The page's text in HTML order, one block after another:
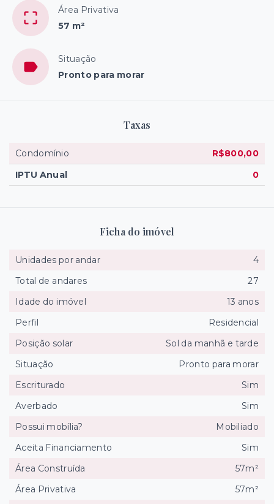
Área Privativa
57 m²
Situação
Pronto para morar
Taxas
Condomínio
R$800,00
IPTU Anual
0
Ficha do imóvel
Unidades por andar
4
Total de andares
27
Idade do imóvel
13 anos
Perfil
Residencial
Posição solar
Sol da manhã e tarde
Situação
Pronto para morar
Escriturado
Sim
Averbado
Sim
Possui mobília?
Mobiliado
Aceita Financiamento
Sim
Área Construída
57m²
Área Privativa
57m²